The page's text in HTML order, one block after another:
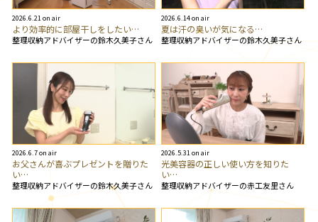
2026.6.21 on air
より効率的に部屋干しをしたい…
整理収納アドバイザーの鈴木久美子さん
2026.6.14 on air
夏は汗の臭いが気になる…
整理収納アドバイザーの鈴木久美子さん
2026.6.7 on air
お父さんが喜ぶプレゼントを贈りた
い…
整理収納アドバイザーの鈴木久美子さん
2026.5.31 on air
光美容器の正しい使い方を知りた
い…
整理収納アドバイザーの赤工友里さん